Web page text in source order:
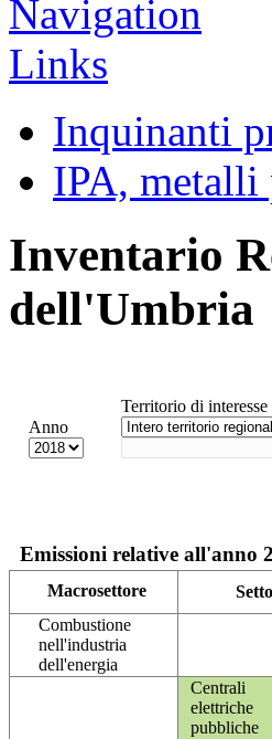
Inquinanti
IPA, metalli
Inventario
dell'Umbria
Anno
Territorio di interesse
Emissioni relative all'anno
Macrosettore
Combustione
nell'industria
dell'energia
Centrali
elettriche
pubbliche